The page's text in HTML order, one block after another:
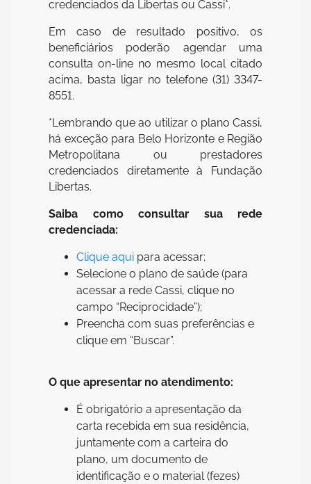
credenciados da Libertas ou Cassi*.
Em caso de resultado positivo, os
beneficiários poderão agendar uma
consulta on-line no mesmo local citado
acima, basta ligar no telefone (31) 3347-
8551.
*Lembrando que ao utilizar o plano Cassi,
há exceção para Belo Horizonte e Região
Metropolitana ou prestadores
credenciados diretamente à Fundação
Libertas.
Saiba como consultar sua rede
credenciada:
Clique aqui para acessar;
Selecione o plano de saúde (para
acessar a rede Cassi, clique no
campo “Reciprocidade”);
Preencha com suas preferências e
clique em “Buscar”.
O que apresentar no atendimento:
É obrigatório a apresentação da
carta recebida em sua residência,
juntamente com a carteira do
plano, um documento de
identificação e o material (fezes)